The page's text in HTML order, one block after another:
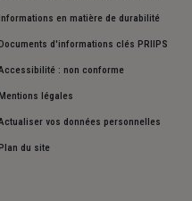
Informations en matière de durabilité
Documents d'informations clés PRIIPS
: non conforme
Mentions légales
vos données personnelles
Plan du site